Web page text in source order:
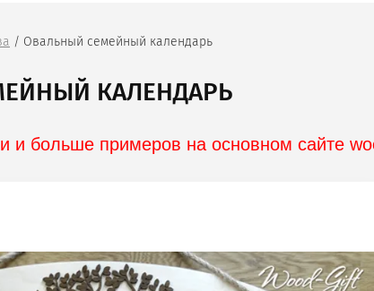
/ Овальный семейный календарь
КАЛЕНДАРЬ
и больше примеров на основном сайте